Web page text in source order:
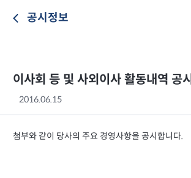
공시정보
이사회 등 및 사외이사 활동내역 공시
2016.06.15
첨부와 같이 당사의 주요 경영사항을 공시합니다.